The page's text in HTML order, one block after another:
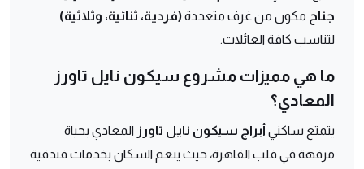
جناح مكون من غرف متعددة(فردية، ثنائية، وثلاثية)
لتناسب كافة العائلات.
ما هي مميزات مشروع سيكون نايل تاورز
المعادي؟
يتمتع ساكني أبراج سيكون نايل تاورز المعادي بحياة
مرفهة في قلب القاهرة، حيث ينعم السكان بخدمات فندقية